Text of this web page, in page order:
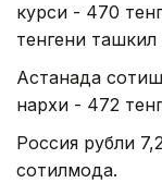
курси - 470
тенгени ташкил
Астанада
нархи - 472
Россия рубли
сотилмоқда.